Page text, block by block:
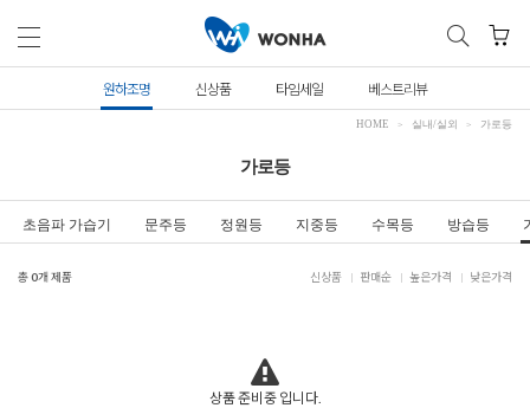
원하조명 신상품 타임세일 베스트리뷰
HOME 실내/실외 가로등
가로등
초음파 가습기 문주등 정원등 지중등 수목등 방습등
총0개 제품 신상품 판매순 높은가격 낮은가격
상품 준비중 입니다.